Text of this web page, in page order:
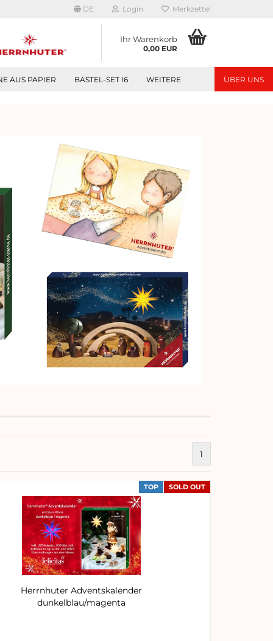
DE Login Merkzettel
Ihr Warenkorb
0,00 EUR
AUS PAPIER BASTEL-SET I6 ÜBER UNS
WEITERE
1
TOP SOLD OUT
Herrnhuter Adventskalender
dunkelblau/magenta